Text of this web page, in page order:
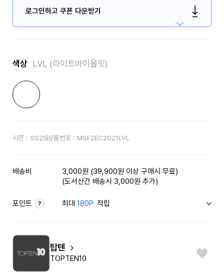
로그인하고 쿠폰 다운받기
색상 LVL (라이트바이올릿)
시즌 : SS25상품번호 : MSF2EC2021LVL
배송비
3,000원 (39,900원 이상 구매시 무료)
(도서산간 배송시 3,000원 추가)
포인트 최대180P 적립
탑텐
TOPTEN10